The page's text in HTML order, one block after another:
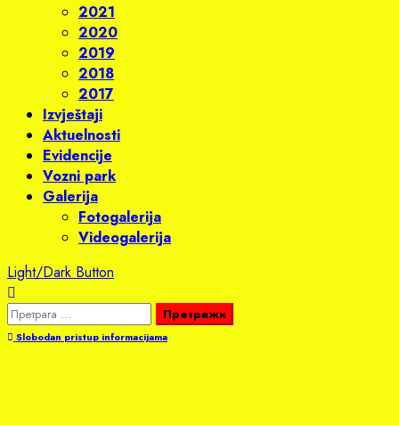
2021
2020
2019
2018
2017
Izvještaji
Aktuelnosti
Evidencije
Vozni park
Galerija
Fotogalerija
Videogalerija
Light/Dark Button
Претрага
за:Slobodan pristup informacijama